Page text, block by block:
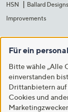
HSN
Ballard Designs
Improvements
Für ein
Bitte wähle „Alle
einverstanden
Drittanbietern
Cookies und